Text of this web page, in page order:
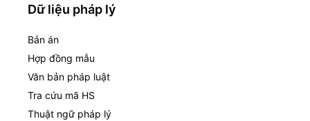
Dữ liệu pháp lý
Bản án
Hợp đồng mẫu
Văn bản pháp luật
Tra cứu mã HS
Thuật ngữ pháp lý